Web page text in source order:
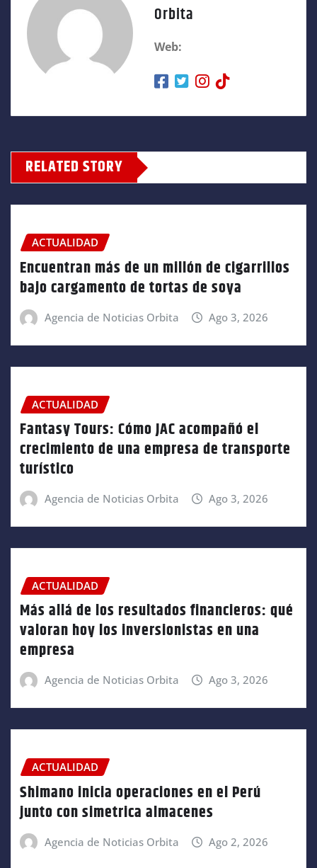
Orbita
Web:
RELATED STORY
ACTUALIDAD
Encuentran más de un millón de cigarrillos
bajo cargamento de tortas de soya
Agencia de Noticias Orbita Ago 3, 2026
ACTUALIDAD
Fantasy Tours: Cómo JAC acompañó el
crecimiento de una empresa de transporte
turístico
Agencia de Noticias Orbita Ago 3, 2026
ACTUALIDAD
Más allá de los resultados financieros: qué
valoran hoy los inversionistas en una
empresa
Agencia de Noticias Orbita Ago 3, 2026
ACTUALIDAD
Shimano inicia operaciones en el Perú
junto con simetrica almacenes
Agencia de Noticias Orbita Ago 2, 2026